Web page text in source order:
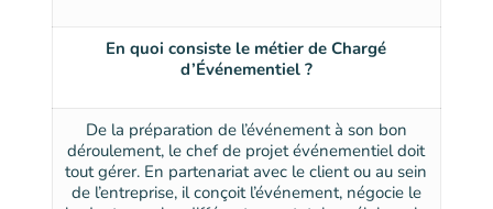
En quoi consiste le métier de Chargé
d’Événementiel ?
De la préparation de l’événement à son bon
déroulement, le chef de projet événementiel doit
tout gérer. En partenariat avec le client ou au sein
de l’entreprise, il conçoit l’événement, négocie le